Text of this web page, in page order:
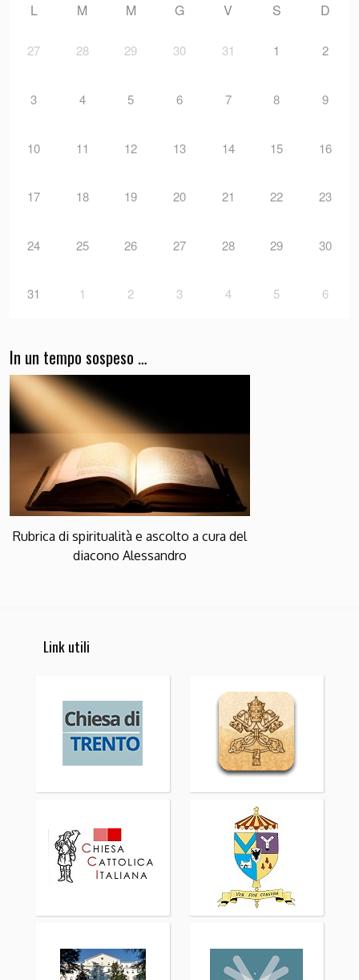
L M M G V S D
27 28 29 30 31 1 2
3 4 5 6 7 8 9
10 11 12 13 14 15 16
17 18 19 20 21 22 23
24 25 26 27 28 29 30
31 1 2 3 4 5 6
In un tempo sospeso …
Rubrica di spiritualità e ascolto a cura del
diacono Alessandro
Link utili